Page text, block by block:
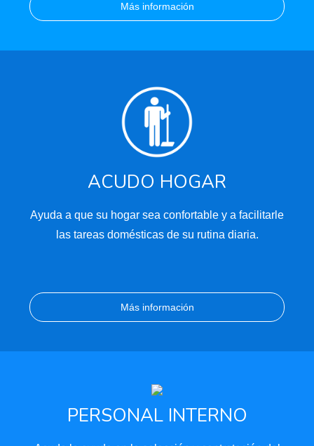
Más información
ACUDO HOGAR
Ayuda a que su hogar sea confortable y a facilitarle
las tareas domésticas de su rutina diaria.
Más información
PERSONAL INTERNO